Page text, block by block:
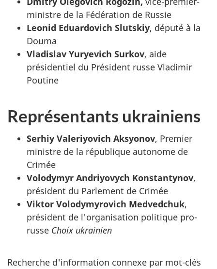
ministre de la Fédération de Russie
Leonid Eduardovich Slutskiy, député à la
Douma
Vladislav Yuryevich Surkov, aide
présidentiel du Président russe Vladimir
Poutine
Représentants ukrainiens
Serhiy Valeriyovich Aksyonov, Premier
ministre de la république autonome de
Crimée
Volodymyr Andriyovych Konstantynov,
président du Parlement de Crimée
Viktor Volodymyrovich Medvedchuk,
président de l'organisation politique pro-
russe Choix ukrainien
Recherche d'information connexe par mot-clés